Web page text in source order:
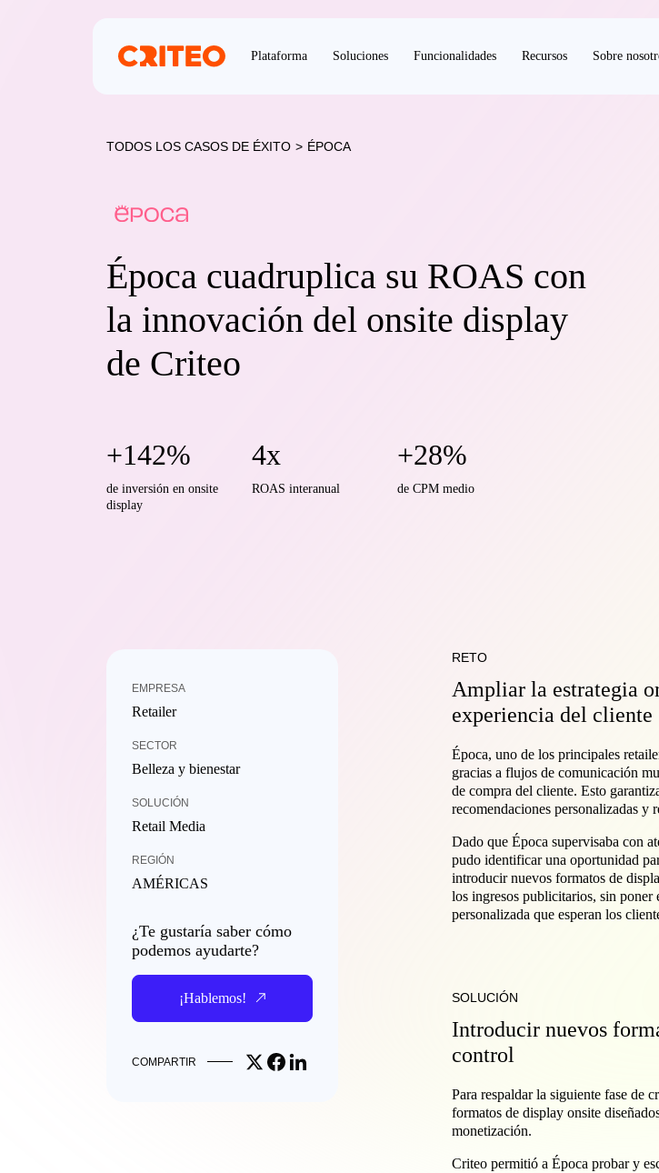
Plataforma Soluciones Funcionalidades Recursos Sobre
TODOS LOS CASOS DE ÉXITO > ÉPOCA
Época cuadruplica su ROAS con
la innovación del onsite display
de Criteo
+142%
de inversión en onsite
display
4x
ROAS interanual
+28%
de CPM medio
EMPRESA
Retailer
SECTOR
Belleza y bienestar
SOLUCIÓN
Retail Media
REGIÓN
AMÉRICAS
¿Te gustaría saber cómo
podemos ayudarte?
¡Hablemos!
COMPARTIR Share on X
Share on Facebook
Share on LinkedIn
RETO
Ampliar la estrategia
experiencia del cliente
Época, uno de los principales
gracias a flujos de comunicación
de compra del cliente. Esto
recomendaciones personalizadas y
Dado que Época supervisaba con
pudo identificar una oportunidad
introducir nuevos formatos de
los ingresos publicitarios, sin
personalizada que esperan los
SOLUCIÓN
Introducir nuevos
control
Para respaldar la siguiente fase de
formatos de display onsite
monetización.
Criteo permitió a Época probar y